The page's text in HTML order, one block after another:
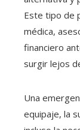
Este tipo de
médica,
financiero
surgir lejos
Una
equipaje, la